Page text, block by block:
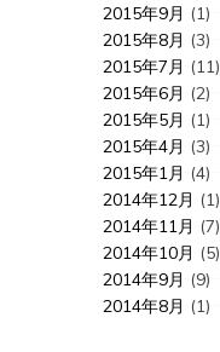
2015年9月 (1)
2015年8月 (3)
2015年7月 (11)
2015年6月 (2)
2015年5月 (1)
2015年4月 (3)
2015年1月 (4)
2014年12月 (1)
2014年11月 (7)
2014年10月 (5)
2014年9月 (9)
2014年8月 (1)